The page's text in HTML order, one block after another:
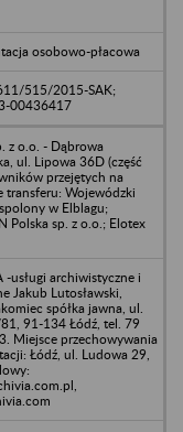
osobowo-płacowa
515/2015-SAK;
00436417
z o.o. - Dąbrowa
ul. Lipowa 36D (część
przejętych na
transferu: Wojewódzki
w Elblagu;
Polska sp. z o.o.; Elotex
-usługi archiwistyczne i
Jakub Lutosławski,
spółka jawna, ul.
91-134 Łódź, tel. 79
Miejsce przechowywania
Łódź, ul. Ludowa 29,